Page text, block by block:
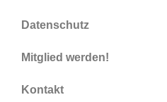
Datenschutz
Mitglied werden!
Kontakt